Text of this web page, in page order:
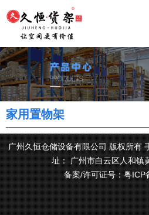
家用置物架
广州久恒仓储设备有限公司 版权所有
址： 广州市白云区人和镇
备案/许可证号：粤ICP